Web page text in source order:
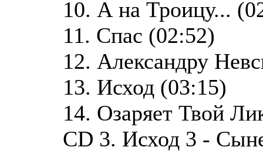
10. А на Троицу...
11. Спас (02:52)
12. Александру
13. Исход (03:15)
14. Озаряет Твой
CD 3. Исход 3 -